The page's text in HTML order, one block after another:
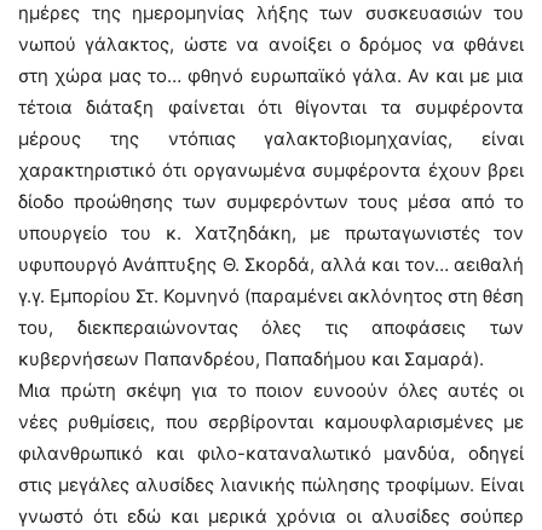
ημέρες της ημερομηνίας λήξης των συσκευασιών του
νωπού γάλακτος, ώστε να ανοίξει ο δρόμος να φθάνει
στη χώρα μας το… φθηνό ευρωπαϊκό γάλα. Αν και με μια
τέτοια διάταξη φαίνεται ότι θίγονται τα συμφέροντα
μέρους της ντόπιας γαλακτοβιομηχανίας, είναι
χαρακτηριστικό ότι οργανωμένα συμφέροντα έχουν βρει
δίοδο προώθησης των συμφερόντων τους μέσα από το
υπουργείο του κ. Χατζηδάκη, με πρωταγωνιστές τον
υφυπουργό Ανάπτυξης Θ. Σκορδά, αλλά και τον… αειθαλή
γ.γ. Εμπορίου Στ. Κομνηνό (παραμένει ακλόνητος στη θέση
του, διεκπεραιώνοντας όλες τις αποφάσεις των
κυβερνήσεων Παπανδρέου, Παπαδήμου και Σαμαρά).
Μια πρώτη σκέψη για το ποιον ευνοούν όλες αυτές οι
νέες ρυθμίσεις, που σερβίρονται καμουφλαρισμένες με
φιλανθρωπικό και φιλο-καταναλωτικό μανδύα, οδηγεί
στις μεγάλες αλυσίδες λιανικής πώλησης τροφίμων. Είναι
γνωστό ότι εδώ και μερικά χρόνια οι αλυσίδες σούπερ